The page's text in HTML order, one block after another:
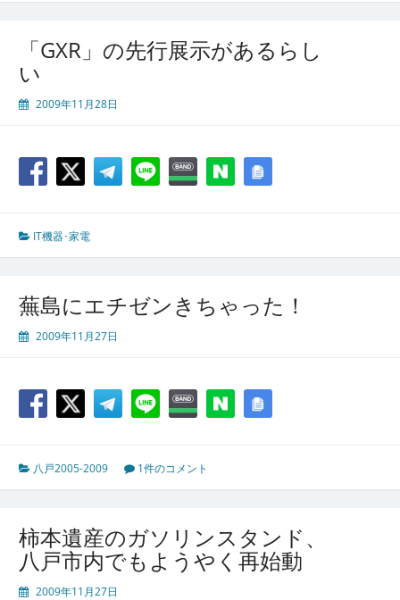
「GXR」の先行展示があるらし
い
2009年11月28日
IT機器･家電
蕪島にエチゼンきちゃった！
2009年11月27日
八戸2005-2009 1件のコメント
柿本遺産のガソリンスタンド、
八戸市内でもようやく再始動
2009年11月27日